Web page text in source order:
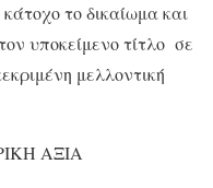
το δικαίωμα και
υποκείμενο τίτλο σε
μελλοντική
ΑΞΙΑ